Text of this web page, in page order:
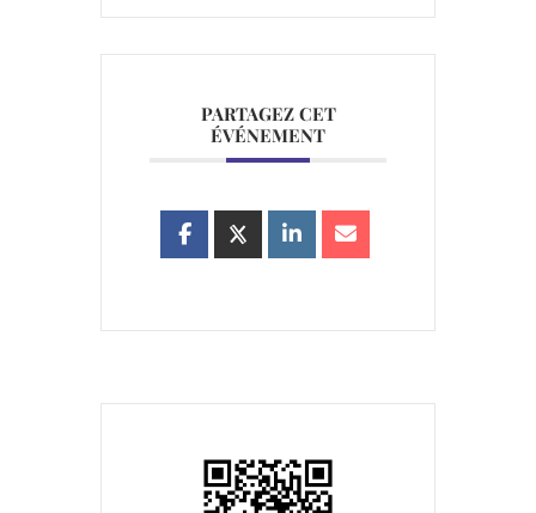
PARTAGEZ CET
ÉVÉNEMENT